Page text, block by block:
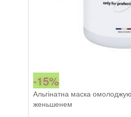
-15%
Альгінатна маска
женьшенем